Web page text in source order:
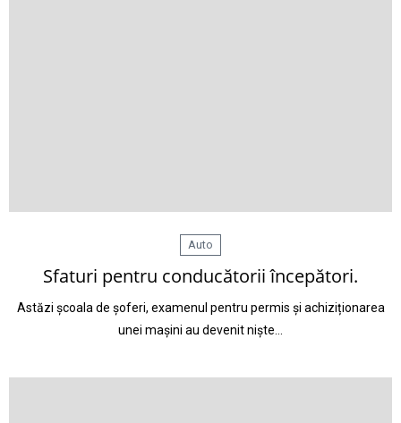
Auto
Sfaturi pentru conducătorii începători.
Astăzi școala de șoferi, examenul pentru permis și achiziționarea
unei mașini au devenit niște…